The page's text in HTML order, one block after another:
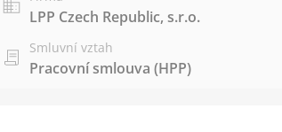
LPP Czech Republic, s.r.o.
Smluvní vztah
Pracovní smlouva (HPP)